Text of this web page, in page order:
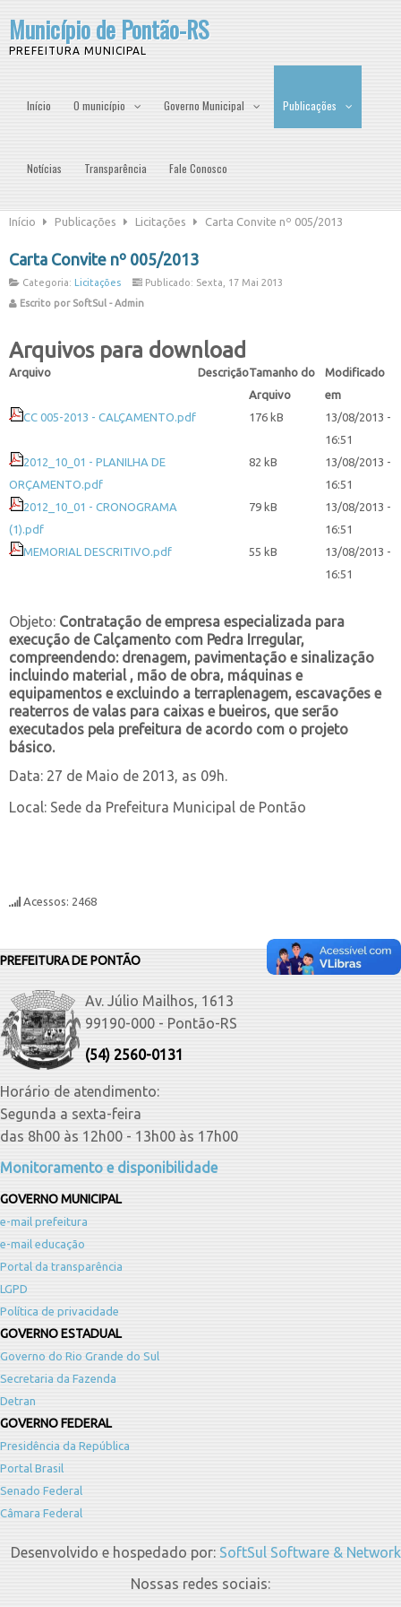
Município de Pontão-RS
PREFEITURA MUNICIPAL
Início O município Governo Municipal Publicações
Notícias Transparência Fale Conosco
Início Publicações Licitações Carta Convite nº 005/2013
Carta Convite nº 005/2013
Categoria: Licitações
Publicado: Sexta, 17 Mai 2013
Escrito por SoftSul - Admin
Arquivos para download
Arquivo DescriçãoTamanho do
Arquivo
Modificado
em
CC 005-2013 - CALÇAMENTO.pdf
176 kB
13/08/2013 -
16:51
2012_10_01 - PLANILHA DE
ORÇAMENTO.pdf
82 kB
13/08/2013 -
16:51
2012_10_01 - CRONOGRAMA
(1).pdf
79 kB
13/08/2013 -
16:51
MEMORIAL DESCRITIVO.pdf
55 kB
13/08/2013 -
16:51
Objeto: Contratação de empresa especializada para
execução de Calçamento com Pedra Irregular,
compreendendo: drenagem, pavimentação e sinalização
incluindo material , mão de obra, máquinas e
equipamentos e excluindo a terraplenagem, escavações e
reaterros de valas para caixas e bueiros, que serão
executados pela prefeitura de acordo com o projeto
básico.
Data: 27 de Maio de 2013, as 09h.
Local: Sede da Prefeitura Municipal de Pontão
Acessos: 2468
PREFEITURA DE PONTÃO
Av. Júlio Mailhos, 1613
99190-000 - Pontão-RS
(54) 2560-0131
Horário de atendimento:
Segunda a sexta-feira
das 8h00 às 12h00 - 13h00 às 17h00
Monitoramento e disponibilidade
GOVERNO MUNICIPAL
e-mail prefeitura
e-mail educação
Portal da transparência
LGPD
Política de privacidade
GOVERNO ESTADUAL
Governo do Rio Grande do Sul
Secretaria da Fazenda
Detran
GOVERNO FEDERAL
Presidência da República
Portal Brasil
Senado Federal
Câmara Federal
Desenvolvido e hospedado por: SoftSul Software & Network
Nossas redes sociais: